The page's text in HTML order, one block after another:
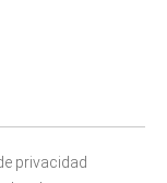
privacidad